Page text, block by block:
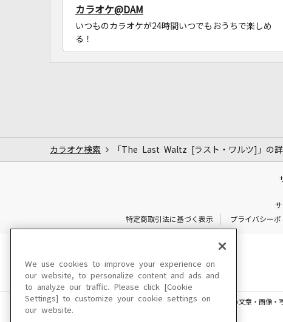
カラオケ@DAM
いつものカラオケが24時間いつでもおうちで楽しめ
る！
カラオケ検索 「The Last Waltz [ラスト・ワルツ]」の
特定商取引法に基づく表示
プライバシーポ
このサイトに掲載されている一切の文章・画像
We use cookies to improve your experience on
our website, to personalize content and ads and
to analyze our traffic. Please click [Cookie
Settings] to customize your cookie settings on
our website.